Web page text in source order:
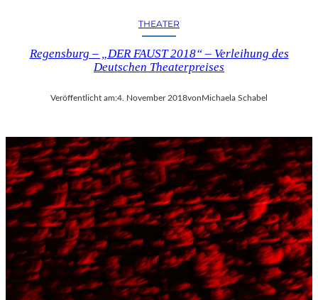
THEATER
Regensburg – „DER FAUST 2018“ – Verleihung des
Deutschen Theaterpreises
Veröffentlicht am:4. November 2018von Michaela Schabel